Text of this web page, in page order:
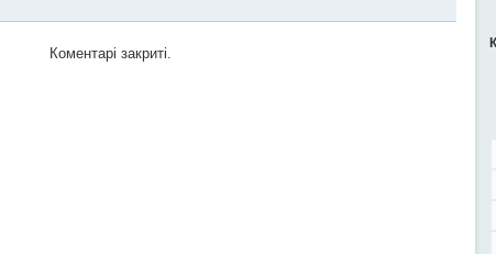
Коментарі закриті.